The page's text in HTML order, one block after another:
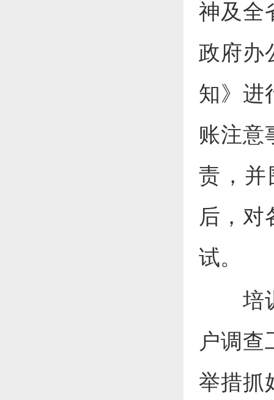
神及全
政府办
知》进
账注意
责，并
后，对
试。
培训
户调查
举措抓